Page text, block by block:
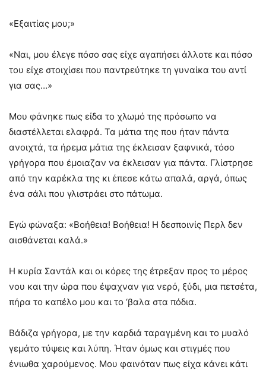
«Εξαιτίας μου;»
«Ναι, μου έλεγε πόσο σας είχε αγαπήσει άλλοτε και πόσο
του είχε στοιχίσει που παντρεύτηκε τη γυναίκα του αντί
για σας…»
Μου φάνηκε πως είδα το χλωμό της πρόσωπο να
διαστέλλεται ελαφρά. Τα μάτια της που ήταν πάντα
ανοιχτά, τα ήρεμα μάτια της έκλεισαν ξαφνικά, τόσο
γρήγορα που έμοιαζαν να έκλεισαν για πάντα. Γλίστρησε
από την καρέκλα της κι έπεσε κάτω απαλά, αργά, όπως
ένα σάλι που γλιστράει στο πάτωμα.
Εγώ φώναξα: «Βοήθεια! Βοήθεια! Η δεσποινίς Περλ δεν
αισθάνεται καλά.»
Η κυρία Σαντάλ και οι κόρες της έτρεξαν προς το μέρος
νου και την ώρα που έψαχναν για νερό, ξύδι, μια πετσέτα,
πήρα το καπέλο μου και το ‘βαλα στα πόδια.
Βάδιζα γρήγορα, με την καρδιά ταραγμένη και το μυαλό
γεμάτο τύψεις και λύπη. Ήταν όμως και στιγμές που
ένιωθα χαρούμενος. Μου φαινόταν πως είχα κάνει κάτι